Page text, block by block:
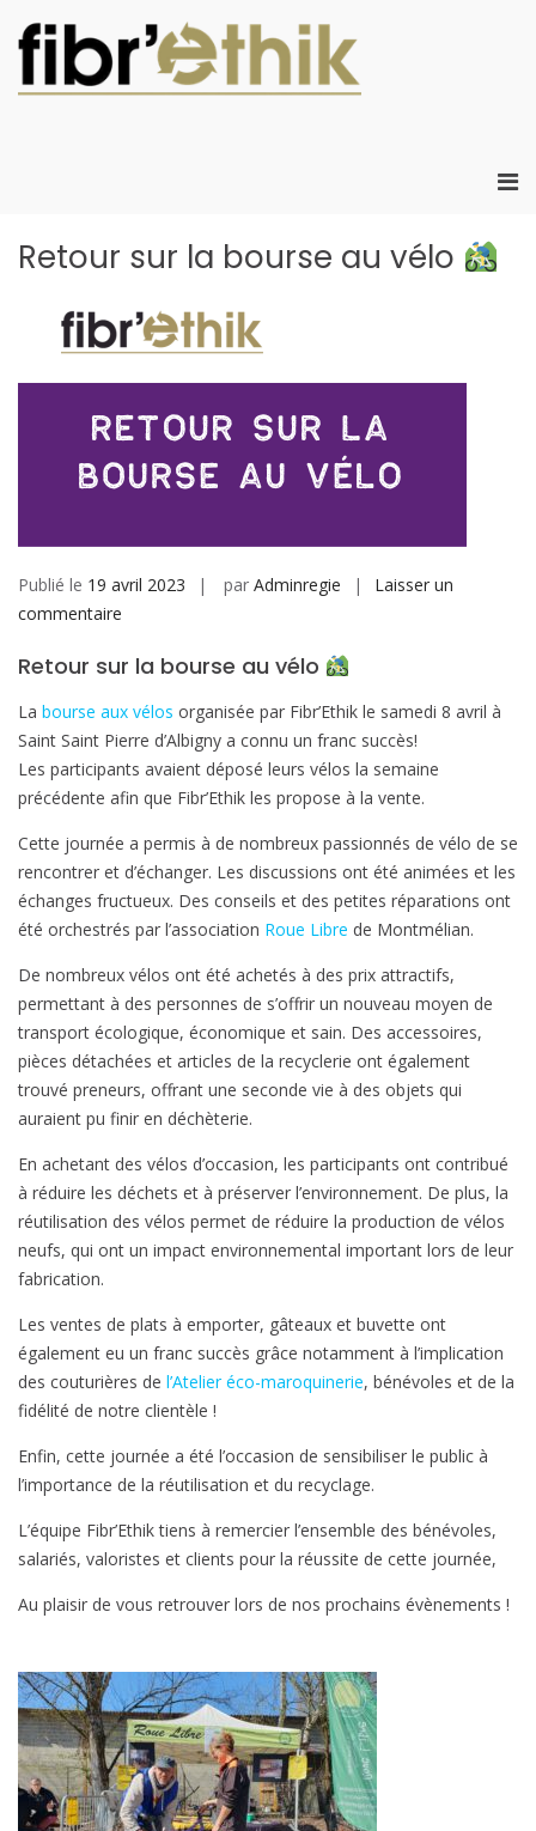
contenu
l'emploi local
durable
Retour sur la bourse au vélo
Publié le 19 avril 2023 par Adminregie
Laisser un
commentaire
sur
Retour sur la bourse au vélo
La bourse aux vélos organisée par Fibr’Ethik le samedi 8 avril à
Saint Saint Pierre d’Albigny a connu un franc succès!
Les participants avaient déposé leurs vélos la semaine
précédente afin que Fibr’Ethik les propose à la vente.
Cette journée a permis à de nombreux passionnés de vélo de se
rencontrer et d’échanger. Les discussions ont été animées et les
échanges fructueux. Des conseils et des petites réparations ont
été orchestrés par l’association Roue Libre de Montmélian.
De nombreux vélos ont été achetés à des prix attractifs,
permettant à des personnes de s’offrir un nouveau moyen de
transport écologique, économique et sain. Des accessoires,
pièces détachées et articles de la recyclerie ont également
trouvé preneurs, offrant une seconde vie à des objets qui
auraient pu finir en déchèterie.
En achetant des vélos d’occasion, les participants ont contribué
à réduire les déchets et à préserver l’environnement. De plus, la
réutilisation des vélos permet de réduire la production de vélos
neufs, qui ont un impact environnemental important lors de leur
fabrication.
Les ventes de plats à emporter, gâteaux et buvette ont
également eu un franc succès grâce notamment à l’implication
des couturières de l’Atelier éco-maroquinerie, bénévoles et de la
fidélité de notre clientèle !
Enfin, cette journée a été l’occasion de sensibiliser le public à
l’importance de la réutilisation et du recyclage.
L’équipe Fibr’Ethik tiens à remercier l’ensemble des bénévoles,
salariés, valoristes et clients pour la réussite de cette journée,
Au plaisir de vous retrouver lors de nos prochains évènements !